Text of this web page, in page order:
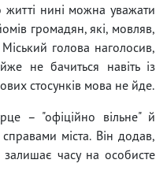
нині можна уважати
громадян, які, мовляв,
голова наголосив,
не бачиться навіть із
стосунків мова не йде.
– "офіційно вільне" й
міста. Він додав,
часу на особисте